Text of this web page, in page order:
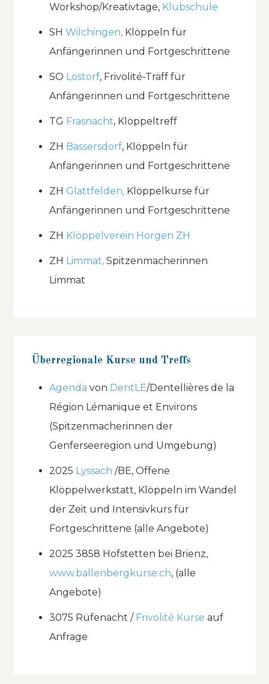
Workshop/Kreativtage, Klubschule
SHWilchingen, Klöppeln für
Anfängerinnen und Fortgeschrittene
SO Lostorf, Frivolité-Träff für
Anfängerinnen und Fortgeschrittene
TG Frasnacht, Klöppeltreff
ZH Bassersdorf, Klöppeln für
Anfängerinnen und Fortgeschrittene
ZH Glattfelden, Klöppelkurse für
Anfängerinnen und Fortgeschrittene
ZH Klöppelverein Horgen ZH
ZH Limmat, Spitzenmacherinnen
Limmat
Überregionale Kurse und Treffs
Agenda von DentLE/Dentellières de la
Région Lémanique et Environs
(Spitzenmacherinnen der
Genferseeregion und Umgebung)
2025 Lyssach/BE, Offene
Klöppelwerkstatt, Klöppeln im Wandel
der Zeit und Intensivkurs für
Fortgeschrittene (alle Angebote)
2025 3858 Hofstetten bei Brienz,
www.ballenbergkurse.ch, (alle
Angebote)
3075 Rüfenacht / Frivolité Kurse auf
Anfrage